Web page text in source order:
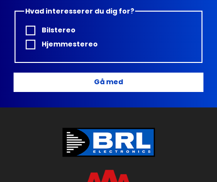
Hvad interesserer du dig for?
Bilstereo
Hjemmestereo
Gå med